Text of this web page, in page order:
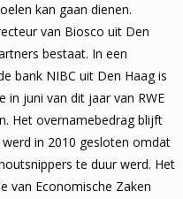
kan gaan dienen.
van Biosco uit Den
bestaat. In een
bank NIBC uit Den Haag is
in juni van dit jaar van RWE
Het overnamebedrag blijft
in 2010 gesloten omdat
te duur werd. Het
van Economische Zaken